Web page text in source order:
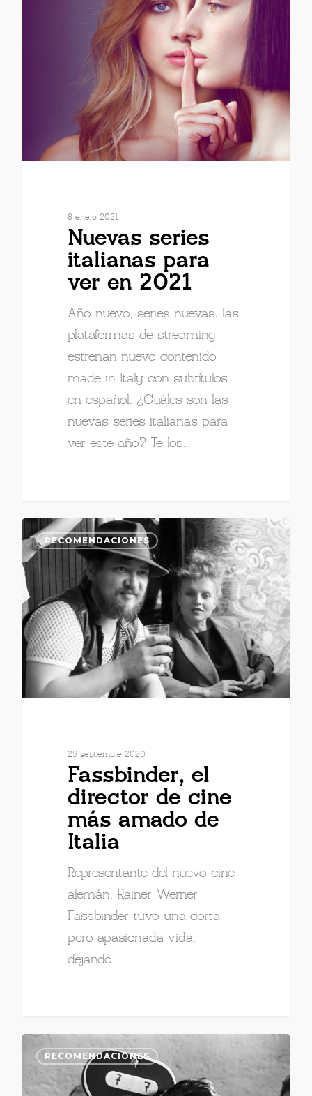
8 enero 2021
Nuevas series
italianas para
ver en 2021
Año nuevo, series nuevas: las
plataformas de streaming
estrenan nuevo contenido
made in Italy con subtítulos
en español. ¿Cuáles son las
nuevas series italianas para
ver este año? Te los…
RECOMENDACIONES
25 septiembre 2020
Fassbinder, el
director de cine
más amado de
Italia
Representante del nuevo cine
alemán, Rainer Werner
Fassbinder tuvo una corta
pero apasionada vida,
dejando…
RECOMENDACIONES